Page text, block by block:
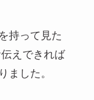
持って見た
えできれば
ました。